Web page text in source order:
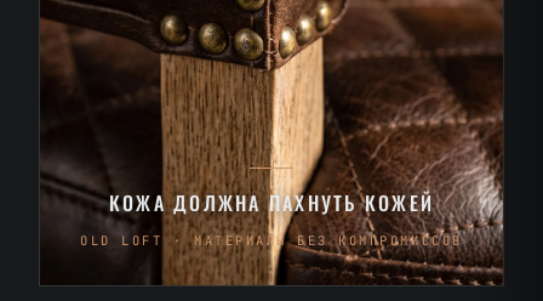
КОЖА ДОЛЖНА ПАХНУТЬ КОЖЕЙ
OLD LOFT · МАТЕРИАЛЫ БЕЗ КОМПРОМИССОВ